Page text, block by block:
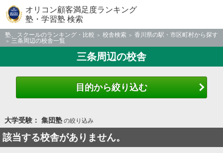
オリコン顧客満足度ランキング
塾・学習塾 検索
塾、スクールのランキング・比較 校舎検索
香川県の駅・市区町村から探す
三条周辺の校舎一覧
三条周辺の校舎
目的から絞り込む
大学受験： 集団塾の絞り込み
該当する校舎がありません。